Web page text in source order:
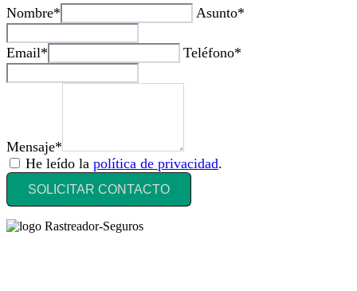
Nombre* Asunto*
Email* Teléfono*
Mensaje*
He leído la política de privacidad.
SOLICITAR CONTACTO